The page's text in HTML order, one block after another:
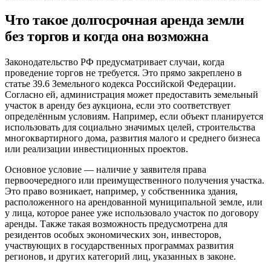
Что такое долгосрочная аренда земли
без торгов и когда она возможна
Законодательство РФ предусматривает случаи, когда
проведение торгов не требуется. Это прямо закреплено в
статье 39.6 Земельного кодекса Российской Федерации.
Согласно ей, администрация может предоставить земельный
участок в аренду без аукциона, если это соответствует
определённым условиям. Например, если объект планируется
использовать для социально значимых целей, строительства
многоквартирного дома, развития малого и среднего бизнеса
или реализации инвестиционных проектов.
Основное условие — наличие у заявителя права
первоочередного или преимущественного получения участка.
Это право возникает, например, у собственника здания,
расположенного на арендованной муниципальной земле, или
у лица, которое ранее уже использовало участок по договору
аренды. Также такая возможность предусмотрена для
резидентов особых экономических зон, инвесторов,
участвующих в государственных программах развития
регионов, и других категорий лиц, указанных в законе.